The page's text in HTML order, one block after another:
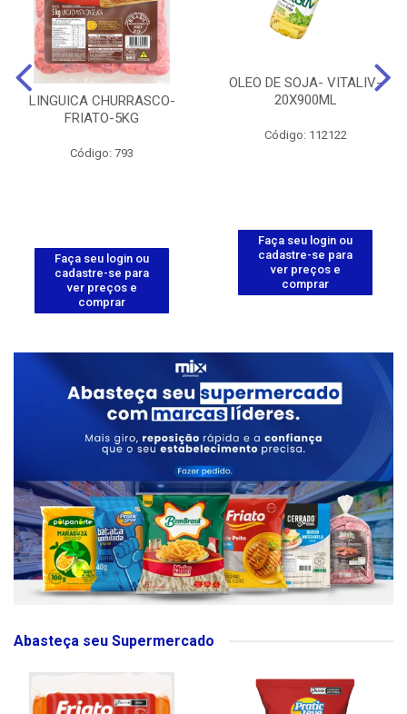
LINGUICA CHURRASCO-
FRIATO-5KG
Código: 793
Faça seu login ou
cadastre-se para
ver preços e
comprar
OLEO DE SOJA- VITALIV-
20X900ML
Código: 112122
Faça seu login ou
cadastre-se para
ver preços e
comprar
Abasteça seu Supermercado